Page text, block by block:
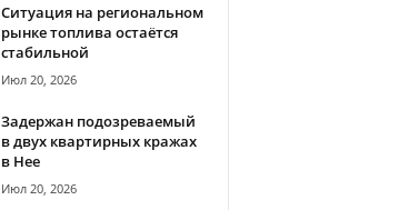
Ситуация на региональном
рынке топлива остаётся
стабильной
Июл 20, 2026
Задержан подозреваемый
в двух квартирных кражах
в Нее
Июл 20, 2026